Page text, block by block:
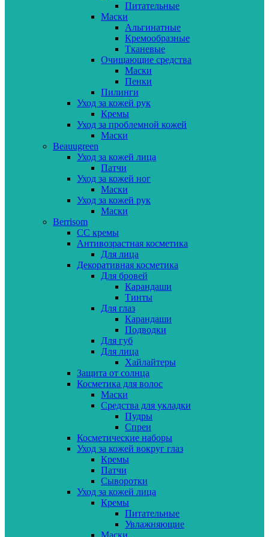
Питательные
Маски
Альгинатные
Кремообразные
Тканевые
Очищающие средства
Маски
Пенки
Пилинги
Уход за кожей рук
Кремы
Уход за проблемной кожей
Маски
Beauugreen
Уход за кожей лица
Патчи
Уход за кожей ног
Маски
Уход за кожей рук
Маски
Berrisom
CC кремы
Антивозрастная косметика
Для лица
Декоративная косметика
Для бровей
Карандаши
Тинты
Для глаз
Карандаши
Подводки
Для губ
Для лица
Хайлайтеры
Защита от солнца
Косметика для волос
Маски
Средства для укладки
Пудры
Спреи
Косметические наборы
Уход за кожей вокруг глаз
Кремы
Патчи
Сыворотки
Уход за кожей лица
Кремы
Питательные
Увлажняющие
Маски